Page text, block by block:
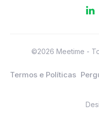
©2026 Meetime -
Termos e Políticas